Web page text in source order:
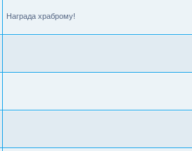
Награда храброму!